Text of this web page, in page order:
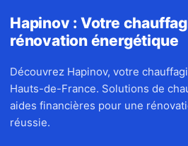
Hapinov : Votre
rénovation énergétique
Découvrez Hapinov, votre
Hauts-de-France. Solutions de
aides financières pour une
réussie.